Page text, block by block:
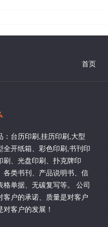
首页
：台历印刷,挂历印刷,大型
全开纸箱、彩色印刷,书刊印
刷、光盘印刷、扑克牌印
各类书刊、产品说明书、信
格单据、无碳复写等。 公司
客户的承诺、质量是对客户
客户的发展！